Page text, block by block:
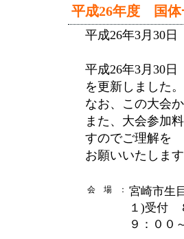
平成26年度 国体
平成26年3月30
平成26年3月30
を更新しました。
なお、この大会
また、大会参加
すのでご理解を
お願いいたしま
会 場 ： 宮崎市生
１)受付
９：００